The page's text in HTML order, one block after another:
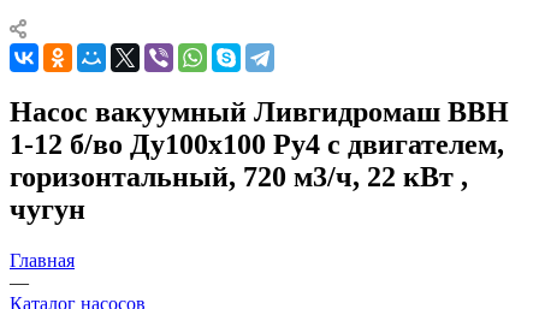
Насос вакуумный Ливгидромаш ВВН
1-12 б/во Ду100x100 Ру4 с двигателем,
горизонтальный, 720 м3/ч, 22 кВт ,
чугун
Главная
—
Каталог насосов